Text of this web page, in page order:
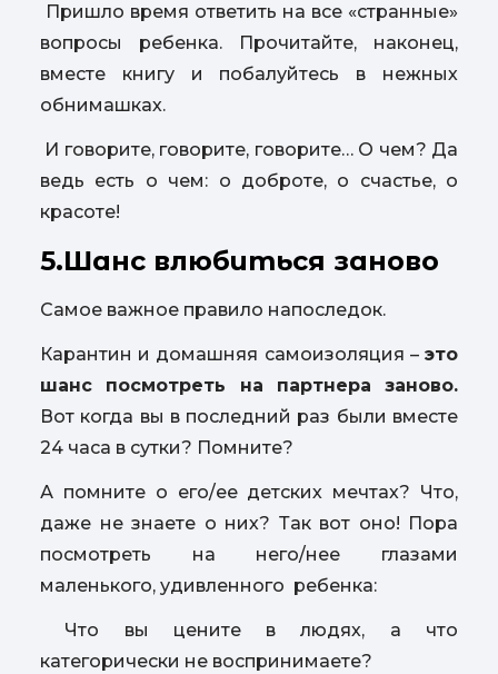
Пришло время ответить на все «странные»
вопросы ребенка. Прочитайте, наконец,
вместе книгу и побалуйтесь в нежных
обнимашках.
И говорите, говорите, говорите… О чем? Да
ведь есть о чем: о доброте, о счастье, о
красоте!
5.Шанс влюбиться заново
Самое важное правило напоследок.
Карантин и домашняя самоизоляция – это
шанс посмотреть на партнера заново.
Вот когда вы в последний раз были вместе
24 часа в сутки? Помните?
А помните о его/ее детских мечтах? Что,
даже не знаете о них? Так вот оно! Пора
посмотреть на него/нее глазами
маленького, удивленного ребенка:
Что вы цените в людях, а что
категорически не воспринимаете?